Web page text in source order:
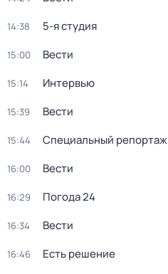
14:38 5-я студия
15:00 Вести
15:14 Интервью
15:39 Вести
15:44 Специальный репортаж
16:00 Вести
16:29 Погода 24
16:34 Вести
16:46 Есть решение